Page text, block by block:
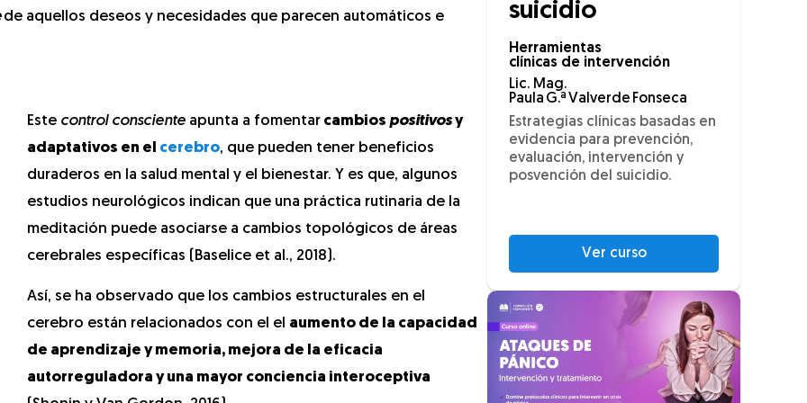
de aquellos deseos y necesidades que parecen automáticos e
Este control consciente apunta a fomentar cambios positivosy
adaptativos en el cerebro, que pueden tener beneficios
duraderos en la salud mental y el bienestar. Y es que, algunos
estudios neurológicos indican que una práctica rutinaria de la
meditación puede asociarse a cambios topológicos de áreas
cerebrales específicas (Baselice et al., 2018).
Así, se ha observado que los cambios estructurales en el
cerebro están relacionados con el el aumento de la capacidad
de aprendizaje y memoria, mejora de la eficacia
autorreguladora y una mayor conciencia interoceptiva
suicidio
Herramientas
clínicas de intervención
Lic. Mag.
Paula G.ª Valverde Fonseca
Estrategias clínicas basadas en
evidencia para prevención,
evaluación, intervención y
posvención del suicidio.
Ver curso